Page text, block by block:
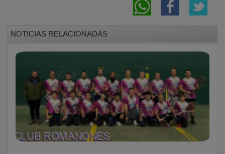
NOTICIAS RELACIONADAS